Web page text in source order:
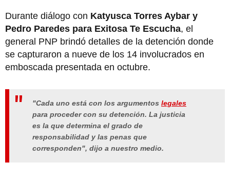
Durante diálogo con Katyusca Torres Aybar y
Pedro Paredes para Exitosa Te Escucha, el
general PNP brindó detalles de la detención donde
se capturaron a nueve de los 14 involucrados en
emboscada presentada en octubre.
"Cada uno está con los argumentos legales
para proceder con su detención. La justicia
es la que determina el grado de
responsabilidad y las penas que
corresponden", dijo a nuestro medio.